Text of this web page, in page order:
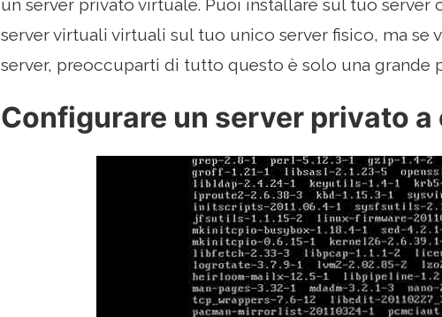
un server privato virtuale. Puoi installare sul tuo server
server virtuali virtuali sul tuo unico server fisico, ma se
server, preoccuparti di tutto questo è solo una grande
Configurare un server privato a